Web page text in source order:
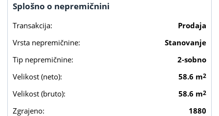
Splošno o nepremičnini
Transakcija:
Prodaja
Vrsta nepremičnine:
Stanovanje
Tip nepremičnine:
2-sobno
Velikost (neto):
58.6 m2
Velikost (bruto): 58.6 m2
Zgrajeno:
1880